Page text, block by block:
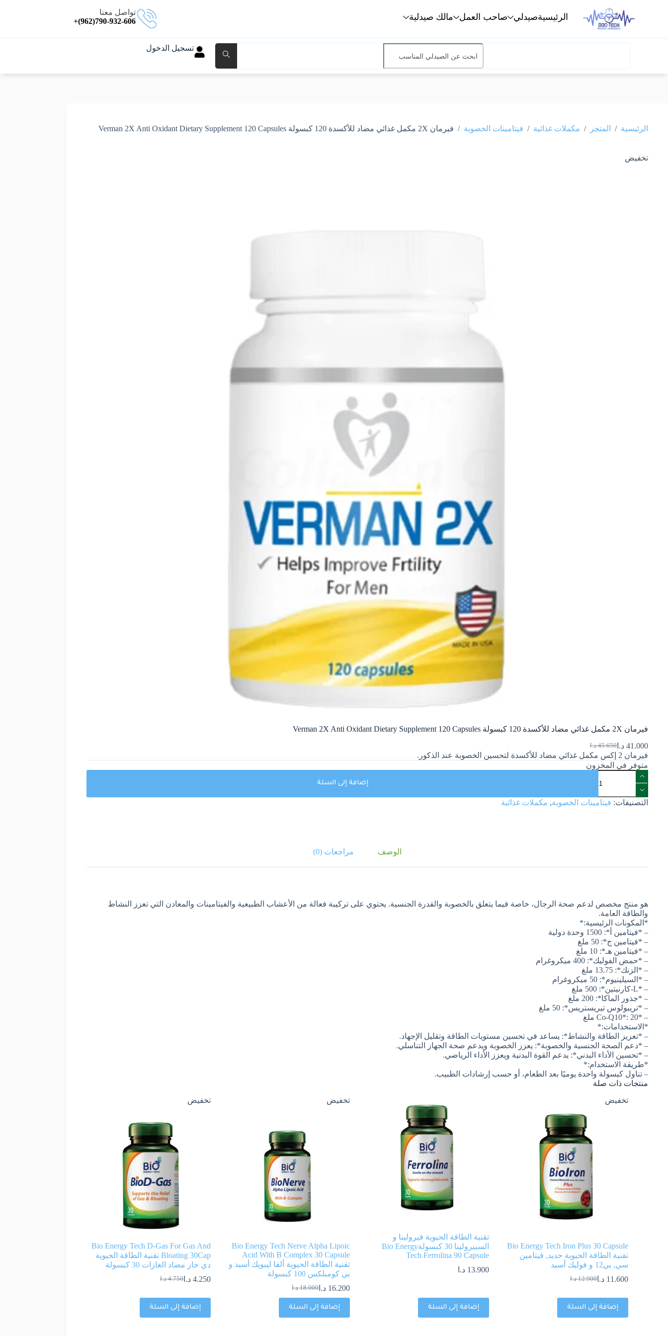
الرئيسيةصيدلي صاحب العمل مالك صيدلية
تواصل معنا
790-932-606(962)+
تسجيل الدخول
الرئيسية / المتجر / مكملات غذائية / فيتامينات الخصوبة / فيرمان 2X مكمل غذائي مضاد للأكسدة 120 كبسولة Verman 2X Anti Oxidant Dietary Supplement 120 Capsules
تخفيض
فيرمان 2X مكمل غذائي مضاد للأكسدة 120 كبسولة Verman 2X Anti Oxidant Dietary Supplement 120 Capsules
45.650 د.ا 41.000 د.ا
فيرمان 2 إكس مكمل غذائي مضاد للأكسدة لتحسين الخصوبة عند الذكور.
متوفر في المخزون
إضافة إلى السلة
التصنيفات: فيتامينات الخصوبة, مكملات غذائية
الوصف مراجعات (0)
هو منتج مخصص لدعم صحة الرجال، خاصة فيما يتعلق بالخصوبة والقدرة الجنسية. يحتوي على تركيبة فعالة من الأعشاب الطبيعية والفيتامينات والمعادن التي تعزز النشاط
والطاقة العامة.
*المكونات الرئيسية:*
– *فيتامين أ*: 1500 وحدة دولية
– *فيتامين ج*: 50 ملغ
– *فيتامين هـ*: 10 ملغ
– *حمض الفوليك*: 400 ميكروغرام
– *الزنك*: 13.75 ملغ
– *السيلينيوم*: 50 ميكروغرام
– *L-كارنيتين*: 500 ملغ
– *جذور الماكا*: 200 ملغ
– *تريبولوس تيريستريس*: 50 ملغ
– *Co-Q10*: 20 ملغ
*الاستخدامات:*
– *تعزيز الطاقة والنشاط*: يساعد في تحسين مستويات الطاقة وتقليل الإجهاد.
– *دعم الصحة الجنسية والخصوبة*: يعزز الخصوبة ويدعم صحة الجهاز التناسلي.
– *تحسين الأداء البدني*: يدعم القوة البدنية ويعزز الأداء الرياضي.
*طريقة الاستخدام:*
– تناول كبسولة واحدة يوميًا بعد الطعام، أو حسب إرشادات الطبيب.
منتجات ذات صلة
تخفيض
Bio Energy Tech Iron Plus 30 Capsule
تقنية الطاقة الحيوية حديد, فيتامين
سي, بي12 و فوليك أسيد
12.900 د.ا 11.600 د.ا
إضافة إلى السلة
تقنية الطاقة الحيوية فيرولينا و
السبيرولينا 30 كبسولةBio Energy
Tech Ferrolina 90 Capsule
13.900 د.ا
إضافة إلى السلة
تخفيض
Bio Energy Tech Nerve Alpha Lipoic
Acid With B Complex 30 Capsule
تقنية الطاقة الحيوية ألفا ليبويك أسيد و
بي كومبلكس 100 كبسولة
18.000 د.ا 16.200 د.ا
إضافة إلى السلة
تخفيض
Bio Energy Tech D-Gas For Gas And
Bloating 30Cap تقنية الطاقة الحيوية
دي جاز مضاد الغازات 30 كبسولة
4.750 د.ا 4.250 د.ا
إضافة إلى السلة